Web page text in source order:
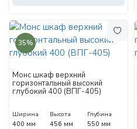
35%
Монс шкаф верхний
горизонтальный высокий
глубокий 400 (ВПГ-405)
Ширина
400 мм
Высота
456 мм
Глубина
550 мм